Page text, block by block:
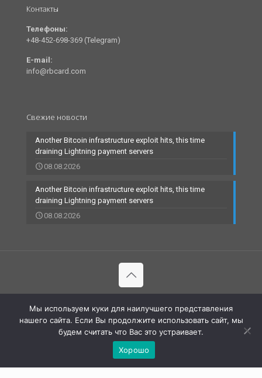
Контакты
Телефоны:
+48-452-698-369 (Telegram)
E-mail:
info@rbcard.com
Свежие новости
Another Bitcoin infrastructure exploit hits, this time
draining Lightning payment servers
08.08.2026
Another Bitcoin infrastructure exploit hits, this time
draining Lightning payment servers
08.08.2026
технологии | All Rights Reserved |
Мы используем куки для наилучшего представления
нашего сайта. Если Вы продолжите использовать сайт, мы
будем считать что Вас это устраивает.
Хорошо